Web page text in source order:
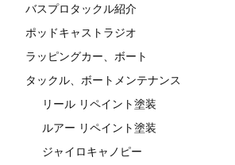
バスプロタックル紹介
ポッドキャストラジオ
ラッピングカー、ボート
タックル、ボートメンテナンス
リール リペイント塗装
ルアー リペイント塗装
ジャイロキャノピー